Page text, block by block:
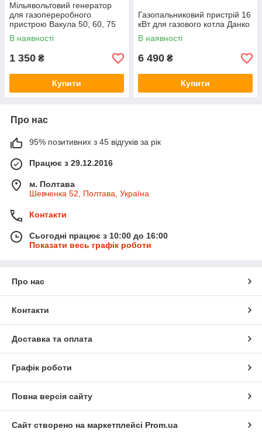
Мільявольтовий генератор
для газопереробного
пристрою Вакула 50, 60, 75
кВт
В наявності
1 350 ₴
Купити
Газопальниковий пристрій 16
кВт для газового котла Данко
В наявності
6 490 ₴
Купити
Про нас
95% позитивних з 45 відгуків за рік
Працює з 29.12.2016
м. Полтава
Шевченка 52, Полтава, Україна
Контакти
Сьогодні працює з 10:00 до 16:00
Показати весь графік роботи
Про нас
Контакти
Доставка та оплата
Графік роботи
Повна версія сайту
Сайт створено на маркетплейсі Prom.ua